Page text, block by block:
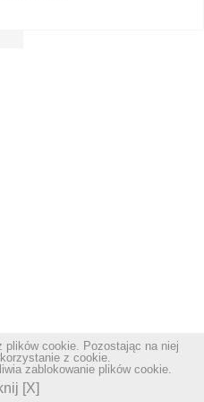
plików cookie. Pozostając na niej
z cookie.
zablokowanie plików cookie.
[X]